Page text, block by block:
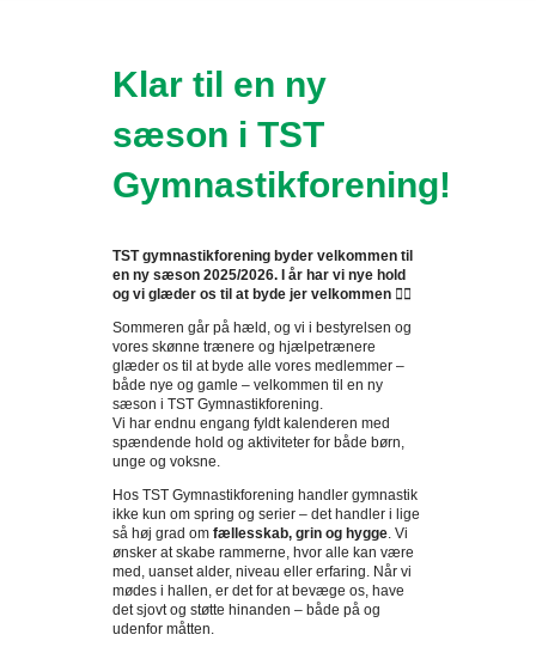
Klar til en ny
sæson i TST
Gymnastikforening!
TST gymnastikforening byder velkommen til
en ny sæson 2025/2026. I år har vi nye hold
og vi glæder os til at byde jer velkommen 🤸‍♀️
Sommeren går på hæld, og vi i bestyrelsen og
vores skønne trænere og hjælpetrænere
glæder os til at byde alle vores medlemmer –
både nye og gamle – velkommen til en ny
sæson i TST Gymnastikforening.
Vi har endnu engang fyldt kalenderen med
spændende hold og aktiviteter for både børn,
unge og voksne.
Hos TST Gymnastikforening handler gymnastik
ikke kun om spring og serier – det handler i lige
så høj grad om fællesskab, grin og hygge. Vi
ønsker at skabe rammerne, hvor alle kan være
med, uanset alder, niveau eller erfaring. Når vi
mødes i hallen, er det for at bevæge os, have
det sjovt og støtte hinanden – både på og
udenfor måtten.